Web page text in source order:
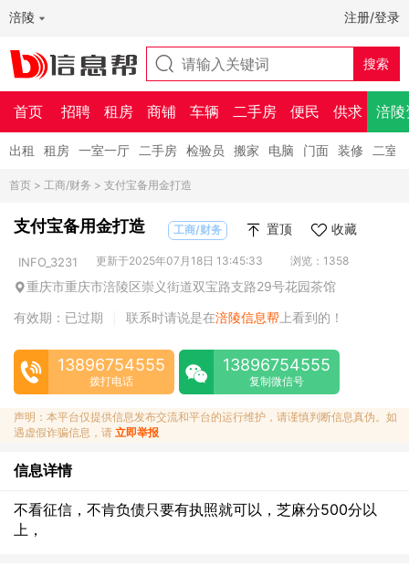
涪陵 注册/登录
首页 招聘 租房 商铺 车辆 二手房 便民 供求 涪陵
出租 租房 一室一厅 二手房 检验员 搬家 电脑 门面 装修 二室
首页 > 工商/财务 > 支付宝备用金打造
支付宝备用金打造 工商/财务 置顶 收藏
INFO_3231 更新于2025年07月18日 13:45:33 浏览：1358
重庆市重庆市涪陵区崇义街道双宝路支路29号花园茶馆
有效期：已过期
联系时请说是在涪陵信息帮 上看到的！
13896754555
拨打电话
13896754555
复制微信号
声明：本平台仅提供信息发布交流和平台的运行维护，请谨慎判断信息真伪。如
遇虚假诈骗信息，请 立即举报
信息详情
不看征信，不肯负债只要有执照就可以，芝麻分500分以
上，